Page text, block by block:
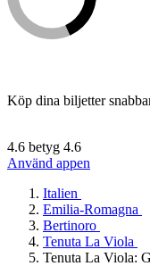
Köp dina biljetter
4.6 betyg 4.6
Använd appen
Italien
Emilia-Romagna
Bertinoro
Tenuta La Viola
Tenuta La Viola: